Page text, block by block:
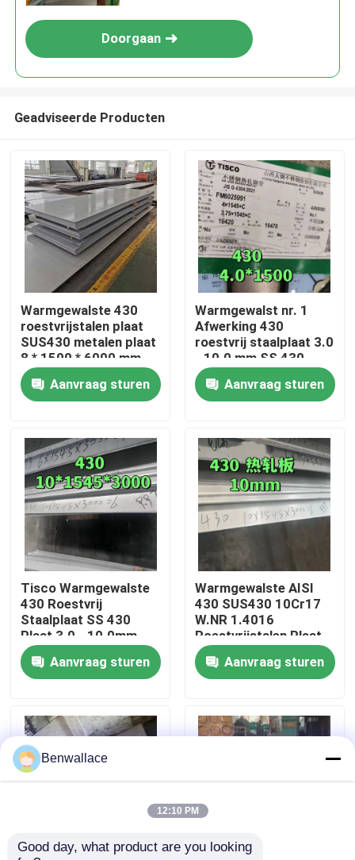
Huis
Producten
Video's
Over ons
fabriekstour
Kwaliteitscontrole
Nieuws
Vraag een offerte
Doorgaan
Geadviseerde Producten
Warmgewalste 430
roestvrijstalen plaat
SUS430 metalen plaat
8 * 1500 * 6000 mm
met NO.1-oppervlak
Aanvraag sturen
Warmgewalst nr. 1
Afwerking 430
roestvrij staalplaat 3.0
- 10.0 mm SS 430
Plaat van TISCO
Aanvraag sturen
Tisco Warmgewalste
430 Roestvrij
Staalplaat SS 430
Plaat 3.0 - 10.0mm
No.1 Oppervlak
Aanvraag sturen
Warmgewalste AISI
430 SUS430 10Cr17
W.NR 1.4016
Roestvrijstalen Plaat
10*1500*6000 NO.1
OppervlakAanvraag sturen
Benwallace
12:10 PM
Good day, what product are you looking